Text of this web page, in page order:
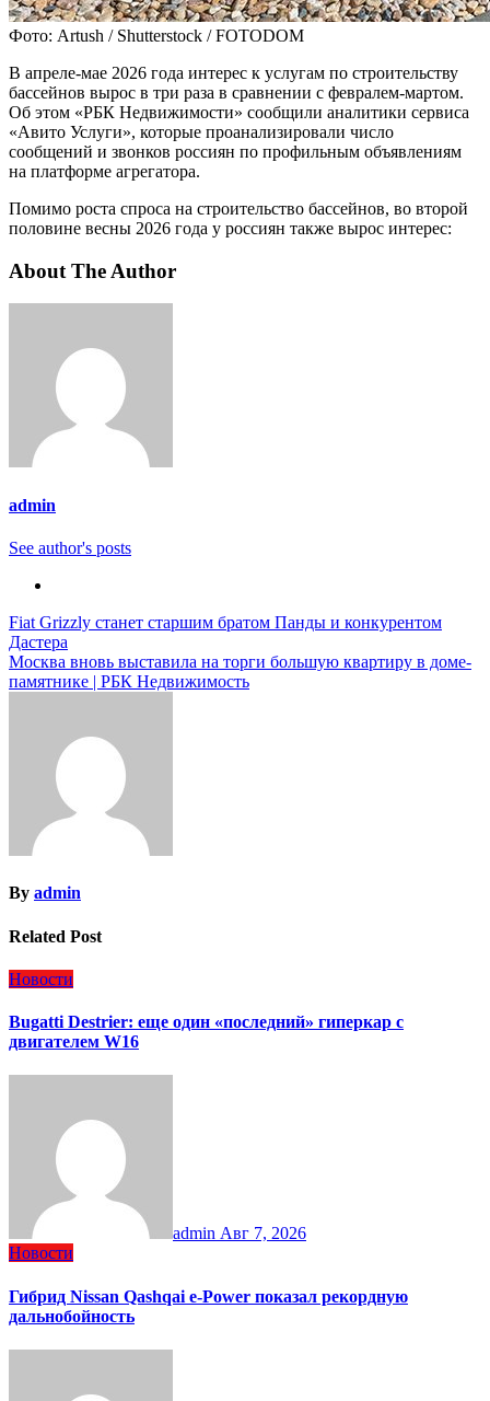
Фото: Artush / Shutterstock / FOTODOM
В апреле-мае 2026 года интерес к услугам по строительству
бассейнов вырос в три раза в сравнении с февралем-мартом.
Об этом «РБК Недвижимости» сообщили аналитики сервиса
«Авито Услуги», которые проанализировали число
сообщений и звонков россиян по профильным объявлениям
на платформе агрегатора.
Помимо роста спроса на строительство бассейнов, во второй
половине весны 2026 года у россиян также вырос интерес:
About The Author
admin
See author's posts
Навигация
по
записям
Fiat Grizzly станет старшим братом Панды и конкурентом
Дастера
Москва вновь выставила на торги большую квартиру в доме-
памятнике | РБК Недвижимость
By admin
Related Post
Новости
Bugatti Destrier: еще один «последний» гиперкар с
двигателем W16
admin Авг 7, 2026
Новости
Гибрид Nissan Qashqai e-Power показал рекордную
дальнобойность